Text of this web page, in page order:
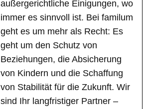
außergerichtliche Einigungen, wo
immer es sinnvoll ist. Bei familum
geht es um mehr als Recht: Es
geht um den Schutz von
Beziehungen, die Absicherung
von Kindern und die Schaffung
von Stabilität für die Zukunft. Wir
sind Ihr langfristiger Partner –